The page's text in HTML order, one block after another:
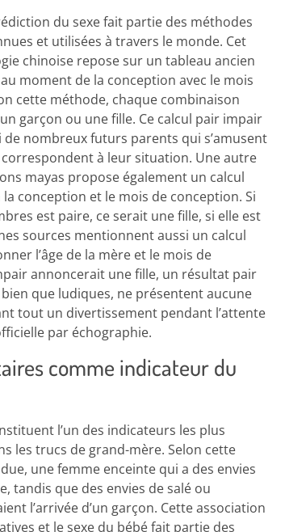
du sexe fait partie des méthodes
et utilisées à travers le monde. Cet
chinoise repose sur un tableau ancien
moment de la conception avec le mois
cette méthode, chaque combinaison
garçon ou une fille. Ce calcul pair impair
de nombreux futurs parents qui s’amusent
à leur situation. Une autre
mayas propose également un calcul
la conception et le mois de conception. Si
est paire, ce serait une fille, si elle est
sources mentionnent aussi un calcul
l’âge de la mère et le mois de
annoncerait une fille, un résultat pair
que ludiques, ne présentent aucune
tout un divertissement pendant l’attente
par échographie.
comme indicateur du
l’un des indicateurs les plus
les trucs de grand-mère. Selon cette
une femme enceinte qui a des envies
tandis que des envies de salé ou
l’arrivée d’un garçon. Cette association
et le sexe du bébé fait partie des